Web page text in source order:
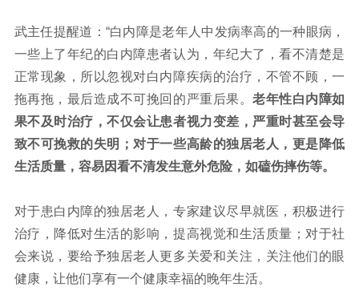
武主任提醒道：“白内障是老年人中发病率高的一种眼病，
一些上了年纪的白内障患者认为，年纪大了，看不清楚是
正常现象，所以忽视对白内障疾病的治疗，不管不顾，一
拖再拖，最后造成不可挽回的严重后果。老年性白内障如
果不及时治疗，不仅会让患者视力变差，严重时甚至会导
致不可挽救的失明；对于一些高龄的独居老人，更是降低
生活质量，容易因看不清发生意外危险，如磕伤摔伤等。
对于患白内障的独居老人，专家建议尽早就医，积极进行
治疗，降低对生活的影响，提高视觉和生活质量；对于社
会来说，要给予独居老人更多关爱和关注，关注他们的眼
健康，让他们享有一个健康幸福的晚年生活。